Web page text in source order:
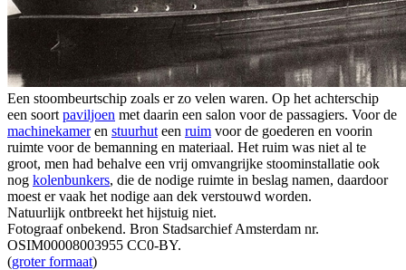
Een stoombeurtschip zoals er zo velen waren. Op het achterschip
een soort paviljoen met daarin een salon voor de passagiers. Voor de
machinekameren stuurhut een ruim voor de goederen en voorin
ruimte voor de bemanning en materiaal. Het ruim was niet al te
groot, men had behalve een vrij omvangrijke stoominstallatie ook
nog kolenbunkers, die de nodige ruimte in beslag namen, daardoor
moest er vaak het nodige aan dek verstouwd worden.
Natuurlijk ontbreekt het hijstuig niet.
Fotograaf onbekend. Bron Stadsarchief Amsterdam nr.
OSIM00008003955 CC0-BY.
(groter formaat)